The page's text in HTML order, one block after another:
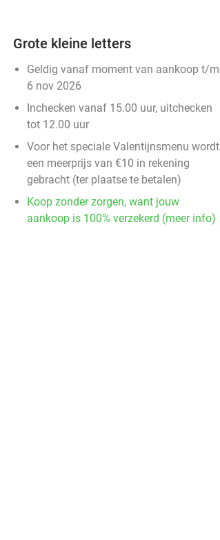
Grote kleine letters
Geldig vanaf moment van aankoop t/m
6 nov 2026
Inchecken vanaf 15.00 uur, uitchecken
tot 12.00 uur
Voor het speciale Valentijnsmenu wordt
een meerprijs van €10 in rekening
gebracht (ter plaatse te betalen)
Koop zonder zorgen, want jouw
aankoop is 100% verzekerd (meer info)